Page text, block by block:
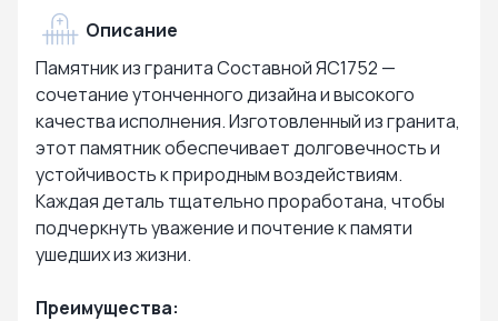
Описание
Памятник из гранита Составной ЯС1752 —
сочетание утонченного дизайна и высокого
качества исполнения. Изготовленный из гранита,
этот памятник обеспечивает долговечность и
устойчивость к природным воздействиям.
Каждая деталь тщательно проработана, чтобы
подчеркнуть уважение и почтение к памяти
ушедших из жизни.
Преимущества: